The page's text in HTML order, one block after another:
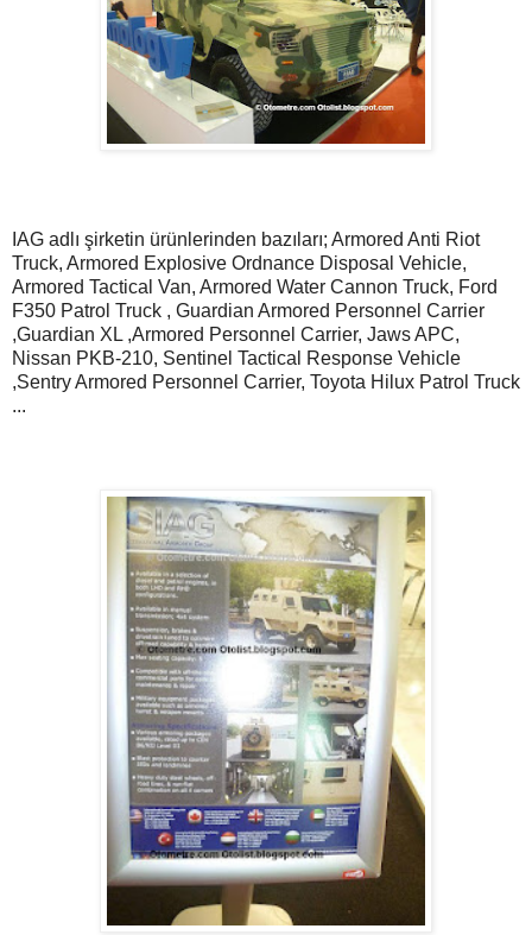
IAG adlı şirketin ürünlerinden bazıları; Armored Anti Riot
Truck, Armored Explosive Ordnance Disposal Vehicle,
Armored Tactical Van, Armored Water Cannon Truck, Ford
F350 Patrol Truck , Guardian Armored Personnel Carrier
,Guardian XL ,Armored Personnel Carrier, Jaws APC,
Nissan PKB-210, Sentinel Tactical Response Vehicle
,Sentry Armored Personnel Carrier, Toyota Hilux Patrol Truck
...